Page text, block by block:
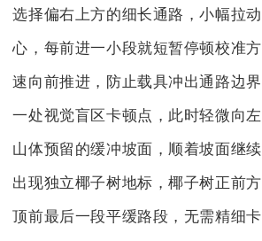
选择偏右上方的细长通路，小幅拉
心，每前进一小段就短暂停顿校准
速向前推进，防止载具冲出通路边
一处视觉盲区卡顿点，此时轻微向
山体预留的缓冲坡面，顺着坡面继
出现独立椰子树地标，椰子树正前
顶前最后一段平缓路段，无需精细